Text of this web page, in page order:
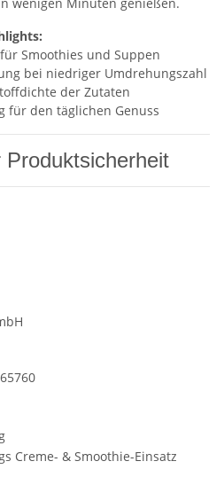
Smoothies und Suppen
bei niedriger Umdrehungszahl
der Zutaten
für den täglichen Genuss
Produktsicherheit
Creme- & Smoothie-Einsatz